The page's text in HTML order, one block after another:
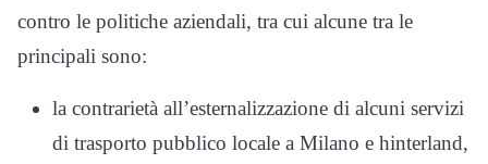
contro le politiche aziendali, tra cui alcune tra le
principali sono:
la contrarietà all’esternalizzazione di alcuni servizi
di trasporto pubblico locale a Milano e hinterland,